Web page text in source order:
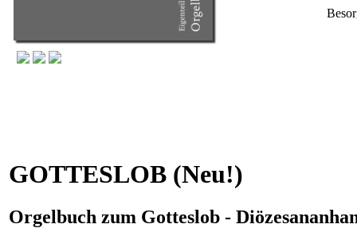
GOTTESLOB (Neu!)
Orgelbuch zum Gotteslob -